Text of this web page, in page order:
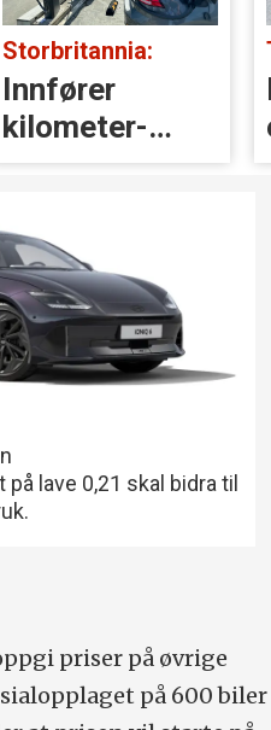
Storbritannia:
Innfører
kilometer­
avgift for
lave 0,21 skal bidra til
priser på øvrige
på 600 biler